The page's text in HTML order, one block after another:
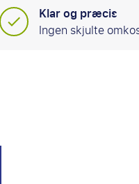
Klar og præcis
Ingen skjulte